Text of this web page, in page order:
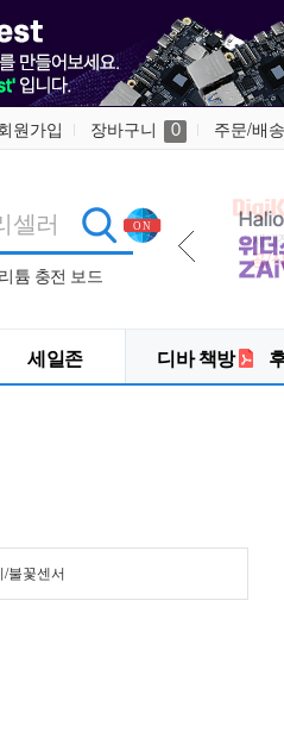
원가입 장바구니 0 주문/배
튬 충전 보드
세일존 디바 책방
/불꽃센서